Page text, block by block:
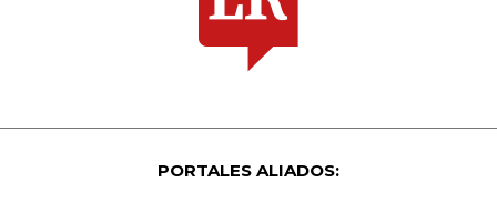
PORTALES ALIADOS: